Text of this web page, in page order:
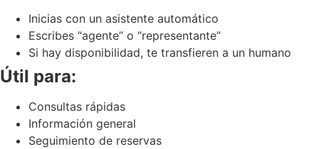
Inicias con un asistente automático
Escribes “agente” o “representante”
Si hay disponibilidad, te transfieren a un humano
Útil para:
Consultas rápidas
Información general
Seguimiento de reservas